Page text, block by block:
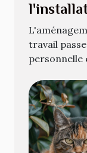
pour
travail
personnelle